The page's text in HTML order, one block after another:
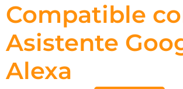
Compatible
Asistente
Alexa